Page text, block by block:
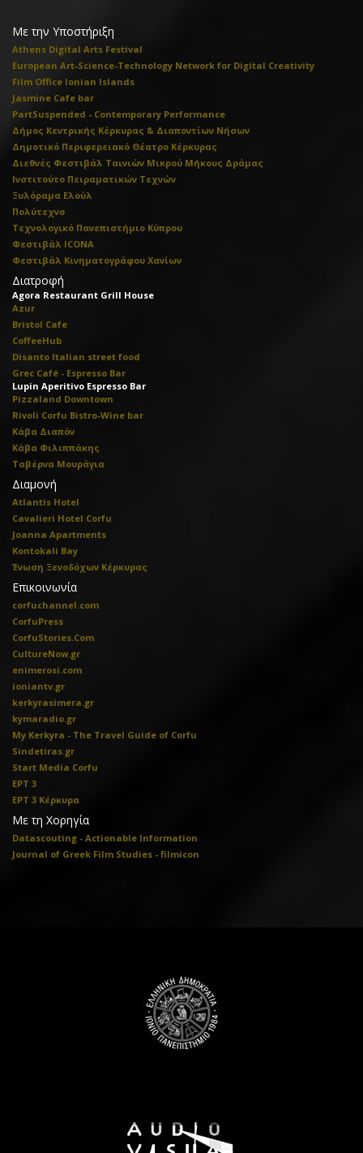
Με την Υποστήριξη
Athens Digital Arts Festival
European Art-Science-Technology Network for Digital Creativity
Film Office Ionian Islands
Jasmine Cafe bar
PartSuspended - Contemporary Performance
Δήμος Κεντρικής Κέρκυρας & Διαποντίων Νήσων
Δημοτικό Περιφερειακό Θέατρο Κέρκυρας
Διεθνές Φεστιβάλ Ταινιών Μικρού Μήκους Δράμας
Ινστιτούτο Πειραματικών Τεχνών
Ξυλόραμα Ελούλ
Πολύτεχνο
Τεχνολογικό Πανεπιστήμιο Κύπρου
Φεστιβάλ ICONA
Φεστιβάλ Κινηματογράφου Χανίων
Διατροφή
Agora Restaurant Grill House
Azur
Bristol Cafe
CoffeeHub
Disanto Italian street food
Grec Café - Espresso Bar
Lupin Aperitivo Espresso Bar
Pizzaland Downtown
Rivoli Corfu Bistro-Wine bar
Κάβα Διαπόν
Κάβα Φιλιππάκης
Ταβέρνα Μουράγια
Διαμονή
Atlantis Hotel
Cavalieri Hotel Corfu
Joanna Apartments
Kontokali Bay
Ένωση Ξενοδόχων Κέρκυρας
Επικοινωνία
corfuchannel.com
CorfuPress
CorfuStories.Com
CultureNow.gr
enimerosi.com
ioniantv.gr
kerkyrasimera.gr
kymaradio.gr
My Kerkyra - The Travel Guide of Corfu
Sindetiras.gr
Start Media Corfu
ΕΡΤ 3
ΕΡΤ 3 Κέρκυρα
Με τη Χορηγία
Datascouting - Actionable Information
Journal of Greek Film Studies - filmicon